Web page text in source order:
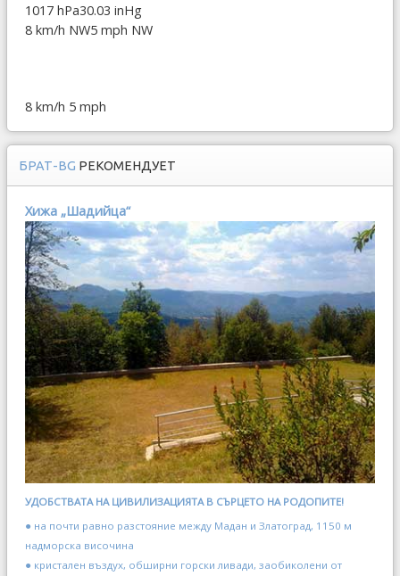
1017 hPa30.03 inHg
8 km/h NW5 mph NW
8 km/h 5 mph
БРАТ-BG РЕКОМЕНДУЕТ
Хижа „Шадийца“
УДОБСТВАТА НА ЦИВИЛИЗАЦИЯТА В СЪРЦЕТО НА РОДОПИТЕ!
● на почти равно разстояние между Мадан и Златоград, 1150 м
надморска височина
● кристален въздух, обширни горски ливади, заобиколени от